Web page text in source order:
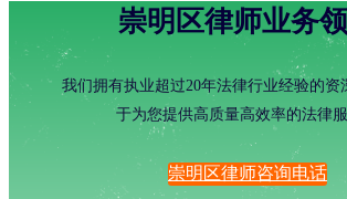
崇明区律师业务
我们拥有执业超过20年法律行业经验的资
于为您提供高质量高效率的法律服
崇明区律师咨询电话